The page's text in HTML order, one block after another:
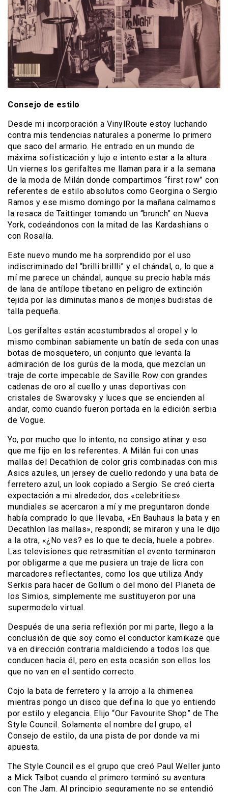
Consejo de estilo
Desde mi incorporación a VinylRoute estoy luchando
contra mis tendencias naturales a ponerme lo primero
que saco del armario. He entrado en un mundo de
máxima sofisticación y lujo e intento estar a la altura.
Un viernes los gerifaltes me llaman para ir a la semana
de la moda de Milán donde compartimos “first row” con
referentes de estilo absolutos como Georgina o Sergio
Ramos y ese mismo domingo por la mañana calmamos
la resaca de Taittinger tomando un “brunch” en Nueva
York, codeándonos con la mitad de las Kardashians o
con Rosalía.
Este nuevo mundo me ha sorprendido por el uso
indiscriminado del “brilli brillli” y el chándal, o, lo que a
mí me parece un chándal, aunque su precio habla más
de lana de antílope tibetano en peligro de extinción
tejida por las diminutas manos de monjes budistas de
talla pequeña.
Los gerifaltes están acostumbrados al oropel y lo
mismo combinan sabiamente un batín de seda con unas
botas de mosquetero, un conjunto que levanta la
admiración de los gurús de la moda, que mezclan un
traje de corte impecable de Saville Row con grandes
cadenas de oro al cuello y unas deportivas con
cristales de Swarovsky y luces que se encienden al
andar, como cuando fueron portada en la edición serbia
de Vogue.
Yo, por mucho que lo intento, no consigo atinar y eso
que me fijo en los referentes. A Milán fui con unas
mallas del Decathlon de color gris combinadas con mis
Asics azules, un jersey de cuello redondo y una bata de
ferretero azul, un look copiado a Sergio. Se creó cierta
expectación a mi alrededor, dos «celebrities»
mundiales se acercaron a mí y me preguntaron donde
había comprado lo que llevaba, «En Bauhaus la bata y en
Decathlon las mallas», respondí; se miraron y una le dijo
a la otra, «¿No ves? es lo que te decía, huele a pobre».
Las televisiones que retrasmitían el evento terminaron
por obligarme a que me pusiera un traje de licra con
marcadores reflectantes, como los que utiliza Andy
Serkis para hacer de Gollum o del mono del Planeta de
los Simios, simplemente me sustituyeron por una
supermodelo virtual.
Después de una seria reflexión por mi parte, llego a la
conclusión de que soy como el conductor kamikaze que
va en dirección contraria maldiciendo a todos los que
conducen hacia él, pero en esta ocasión son ellos los
que no van en el sentido correcto.
Cojo la bata de ferretero y la arrojo a la chimenea
mientras pongo un disco que defina lo que yo entiendo
por estilo y elegancia. Elijo “Our Favourite Shop” de The
Style Council. Solamente el nombre del grupo, el
Consejo de estilo, da una pista de por donde va mi
apuesta.
The Style Council es el grupo que creó Paul Weller junto
a Mick Talbot cuando el primero terminó su aventura
con The Jam. Al principio seguramente no se entendió